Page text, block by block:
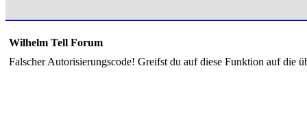
Wilhelm Tell Forum
Falscher Autorisierungscode! Greifst du auf diese Funktion auf die